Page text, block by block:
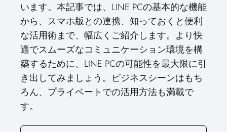
います。本記事では、LINE PCの基本的な機能
から、スマホ版との連携、知っておくと便利
な活用術まで、幅広くご紹介します。より快
適でスムーズなコミュニケーション環境を構
築するために、LINE PCの可能性を最大限に引
き出してみましょう。ビジネスシーンはもち
ろん、プライベートでの活用方法も満載で
す。